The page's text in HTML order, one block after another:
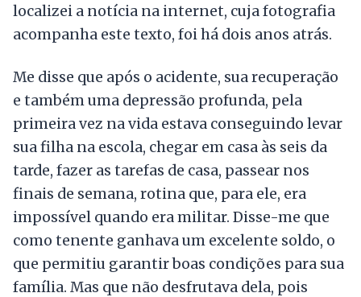
localizei a notícia na internet, cuja fotografia
acompanha este texto, foi há dois anos atrás.
Me disse que após o acidente, sua recuperação
e também uma depressão profunda, pela
primeira vez na vida estava conseguindo levar
sua filha na escola, chegar em casa às seis da
tarde, fazer as tarefas de casa, passear nos
finais de semana, rotina que, para ele, era
impossível quando era militar. Disse-me que
como tenente ganhava um excelente soldo, o
que permitiu garantir boas condições para sua
família. Mas que não desfrutava dela, pois